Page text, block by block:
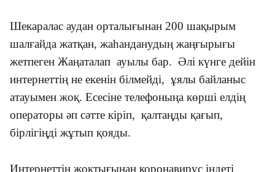
Шекаралас аудан орталығынан 200 шақырым
шалғайда жатқан, жаһанданудың жаңғырығы
жетпеген Жаңаталап ауылы бар. Әлі күнге дейін
интернеттің не екенін білмейді, ұялы байланыс
атауымен жоқ. Есесіне телефоныңа көрші елдің
операторы әп сәтте кіріп, қалтаңды қағып,
бірлігіңді жұтып қояды.
Интернеттің жоқтығынан коронавирус індеті